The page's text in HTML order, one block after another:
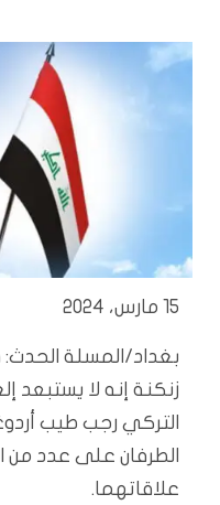
15 مارس، 2024
بغداد/المسلة
زنكنة إنه لا يستبعد
التركي رجب طيب
الطرفان على عدد من
علاقاتهما.